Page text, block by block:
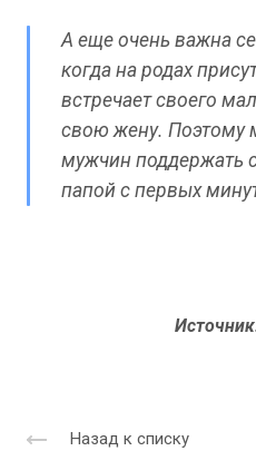
А еще очень важна
когда на родах
встречает своего
свою жену. Поэтому
мужчин поддержать
папой с первых
Назад к списку